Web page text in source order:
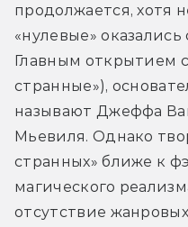
продолжается, хотя
«нулевые»
Главным открытием
странные»),
называют Джеффа
Мьевиля. Однако
странных» ближе к
магического
отсутствие